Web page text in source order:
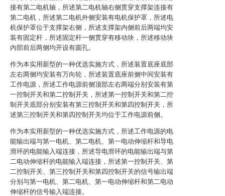
接有第二电机轴，所述第二电机轴右侧贯穿支撑架连接有
第二电机，所述第二电机外侧安装有电机保护罩，所述电
机保护罩位于支撑架右侧，所述支撑架内侧前后两端均安
装有固定杆，所述固定杆一侧贯穿有移动块，所述移动块
内部前后两侧均开设有圆孔。
作为本实用新型的一种优选实施方式，所述装置底座底部
左右两侧均安装有万向轮，所述装置底座前侧中间安装有
工作电源，所述工作电源前侧顶部左右两端分别安装有第
一控制开关和第二控制开关，所述第一控制开关和第二控
制开关底部分别安装有第三控制开关和第四控制开关，所
述第三控制开关和第四控制开关均位于工作电源前侧。
作为本实用新型的一种优选实施方式，所述工作电源的电
能输出端与第一电机、第二电机、第一电动伸缩杆和导电
滑环的电能输入端连接，所述导电滑环的电能输出端与第
二电动伸缩杆的电能输入端连接，所述第一控制开关、第
二控制开关、第三控制开关和第四控制开关的信号输出端
分别与第一电机、第二电机、第一电动伸缩杆和第二电动
伸缩杆的信号输入端连接。